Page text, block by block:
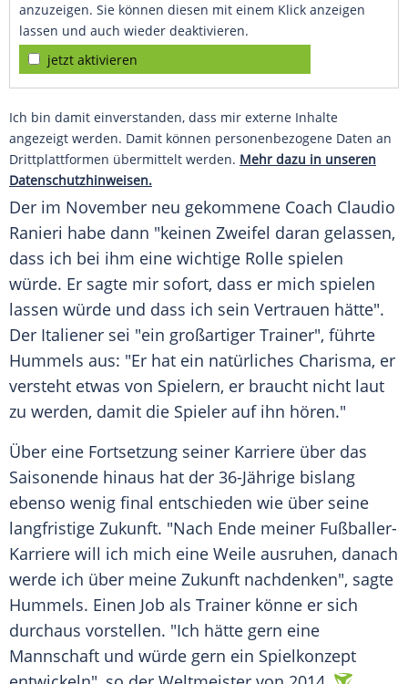
anzuzeigen. Sie können diesen mit einem Klick anzeigen
lassen und auch wieder deaktivieren.
jetzt aktivieren
Ich bin damit einverstanden, dass mir externe Inhalte
angezeigt werden. Damit können personenbezogene Daten an
Drittplattformen übermittelt werden. Mehr dazu in unseren
Datenschutzhinweisen.
Der im November neu gekommene Coach Claudio
Ranieri habe dann "keinen Zweifel daran gelassen,
dass ich bei ihm eine wichtige Rolle spielen
würde. Er sagte mir sofort, dass er mich spielen
lassen würde und dass ich sein Vertrauen hätte".
Der Italiener sei "ein großartiger Trainer", führte
Hummels aus: "Er hat ein natürliches Charisma, er
versteht etwas von Spielern, er braucht nicht laut
zu werden, damit die Spieler auf ihn hören."
Über eine Fortsetzung seiner Karriere über das
Saisonende hinaus hat der 36-Jährige bislang
ebenso wenig final entschieden wie über seine
langfristige Zukunft. "Nach Ende meiner Fußballer-
Karriere will ich mich eine Weile ausruhen, danach
werde ich über meine Zukunft nachdenken", sagte
Hummels. Einen Job als Trainer könne er sich
durchaus vorstellen. "Ich hätte gern eine
Mannschaft und würde gern ein Spielkonzept